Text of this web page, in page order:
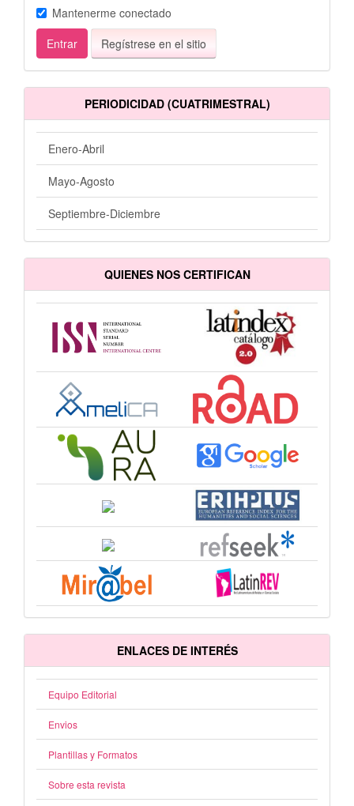
Mantenerme conectado
Entrar
Regístrese en el sitio
PERIODICIDAD (CUATRIMESTRAL)
Enero-Abril
Mayo-Agosto
Septiembre-Diciembre
QUIENES NOS CERTIFICAN
ENLACES DE INTERÉS
Equipo Editorial
Envios
Plantillas y Formatos
Sobre esta revista